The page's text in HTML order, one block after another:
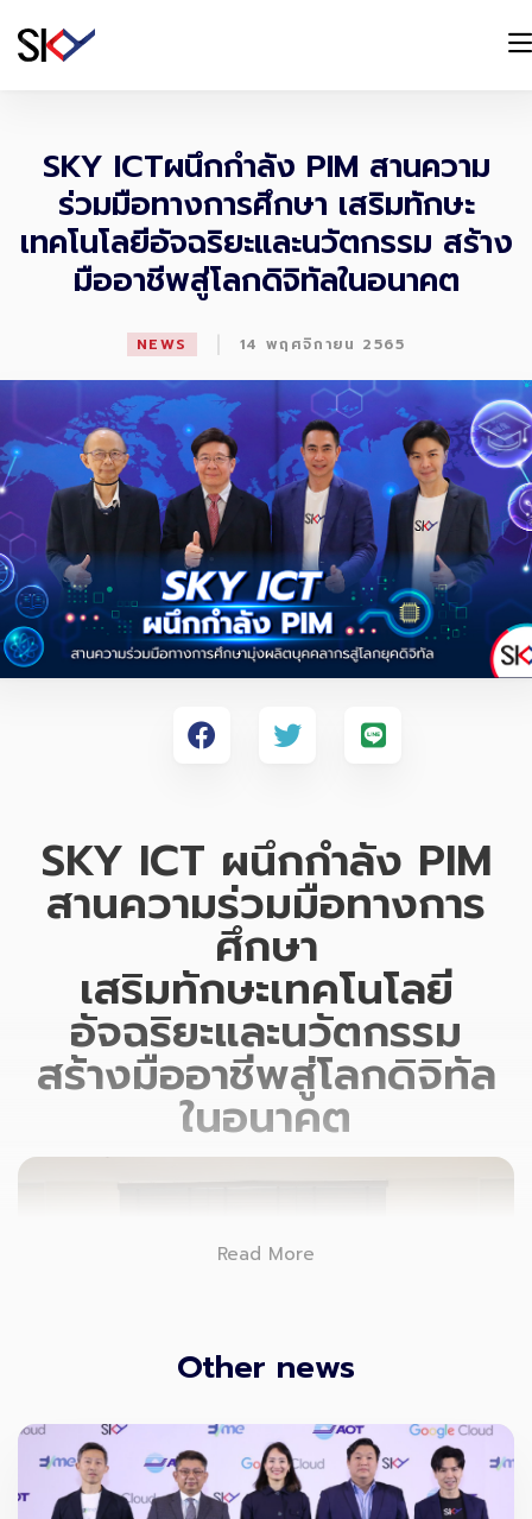
SKY ICTผนึกกำลัง PIM สานความ
ร่วมมือทางการศึกษา เสริมทักษะ
เทคโนโลยีอัจฉริยะและนวัตกรรม สร้าง
มืออาชีพสู่โลกดิจิทัลในอนาคต
NEWS | 14 พฤศจิกายน 2565
Read More
SKY ICT ผนึกกำลัง PIM
สานความร่วมมือทางการ
ศึกษา
เสริมทักษะเทคโนโลยี
อัจฉริยะและนวัตกรรม
สร้างมืออาชีพสู่โลกดิจิทัล
ในอนาคต
Other news